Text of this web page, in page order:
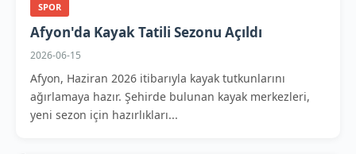
SPOR
Afyon'da Kayak Tatili Sezonu Açıldı
2026-06-15
Afyon, Haziran 2026 itibarıyla kayak tutkunlarını
ağırlamaya hazır. Şehirde bulunan kayak merkezleri,
yeni sezon için hazırlıkları...